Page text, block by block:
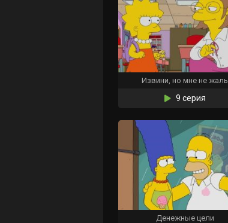
Извини, но мне не жаль
9 серия
Денежные цели